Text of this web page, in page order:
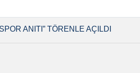
ANITI” TÖRENLE AÇILDI